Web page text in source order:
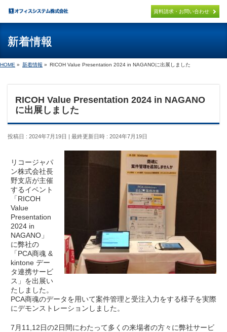
資料請求・お問い合わせ
新着情報
HOME » 新着情報 » RICOH Value Presentation 2024 in NAGANOに出展しました
RICOH Value Presentation 2024 in NAGANO
に出展しました
投稿日 : 2024年7月19日 最終更新日時 : 2024年7月19日
リコージャパ
ン株式会社長
野支店が主催
するイベント
「RICOH
Value
Presentation
2024 in
NAGANO」
に弊社の
「PCA商魂 &
kintone デー
タ連携サービ
ス」を出展い
たしました。
PCA商魂のデータを用いて案件管理と受注入力をする様子を実際
にデモンストレーションしました。
7月11,12日の2日間にわたって多くの来場者の方々に弊社サービ
×
パッケージ製品
PCA PACKAGE ADD ON
オリジナル製品
導入までの流れ
取扱製品
PRODUCT
サポート
SUPPORT
会社案内
COMPANY